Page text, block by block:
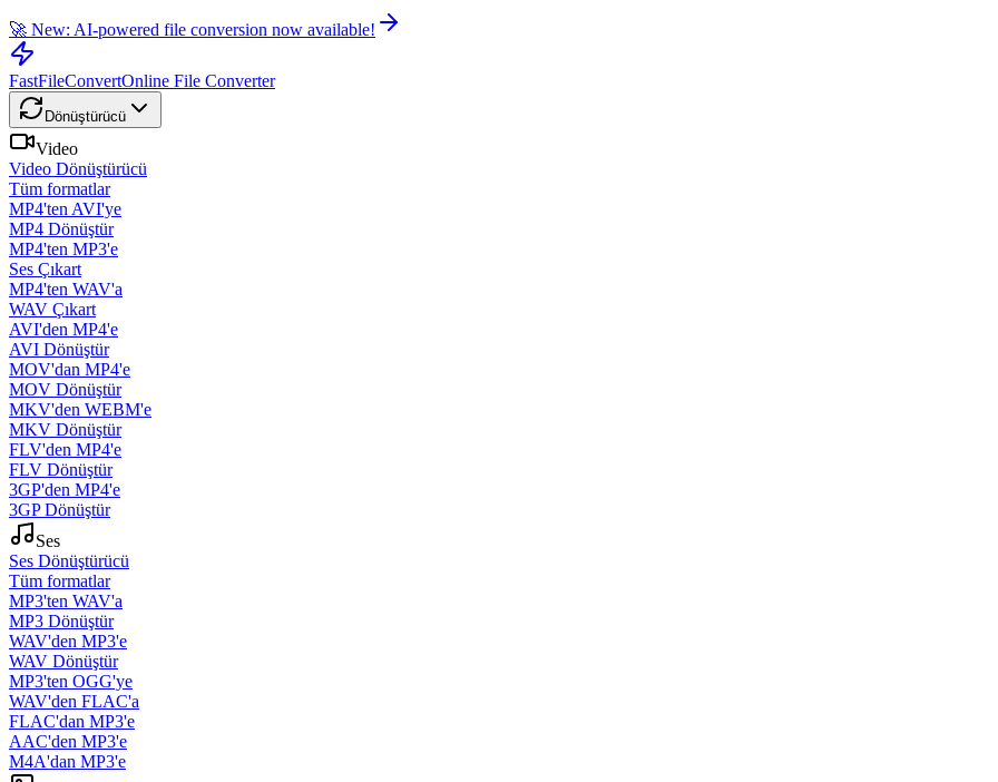
🚀 New: AI-powered file conversion now available!
FastFileConvertOnline File Converter
Dönüştürücü
Video
Video Dönüştürücü
Tüm formatlar
MP4'ten AVI'ye
MP4 Dönüştür
MP4'ten MP3'e
Ses Çıkart
MP4'ten WAV'a
WAV Çıkart
AVI'den MP4'e
AVI Dönüştür
MOV'dan MP4'e
MOV Dönüştür
MKV'den WEBM'e
MKV Dönüştür
FLV'den MP4'e
FLV Dönüştür
3GP'den MP4'e
3GP Dönüştür
Ses
Ses Dönüştürücü
Tüm formatlar
MP3'ten WAV'a
MP3 Dönüştür
WAV'den MP3'e
WAV Dönüştür
MP3'ten OGG'ye
WAV'den FLAC'a
FLAC'dan MP3'e
AAC'den MP3'e
M4A'dan MP3'e